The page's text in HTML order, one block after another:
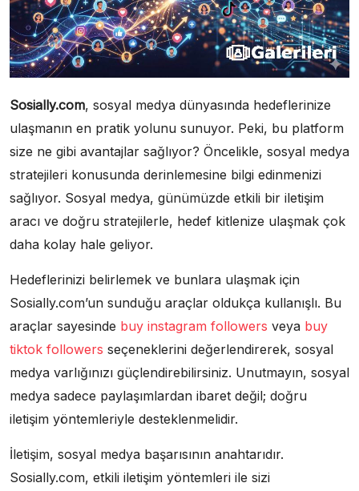
Sosially.com, sosyal medya dünyasında hedeflerinize
ulaşmanın en pratik yolunu sunuyor. Peki, bu platform
size ne gibi avantajlar sağlıyor? Öncelikle, sosyal medya
stratejileri konusunda derinlemesine bilgi edinmenizi
sağlıyor. Sosyal medya, günümüzde etkili bir iletişim
aracı ve doğru stratejilerle, hedef kitlenize ulaşmak çok
daha kolay hale geliyor.
Hedeflerinizi belirlemek ve bunlara ulaşmak için
Sosially.com’un sunduğu araçlar oldukça kullanışlı. Bu
araçlar sayesinde buy instagram followers veya buy
tiktok followers seçeneklerini değerlendirerek, sosyal
medya varlığınızı güçlendirebilirsiniz. Unutmayın, sosyal
medya sadece paylaşımlardan ibaret değil; doğru
iletişim yöntemleriyle desteklenmelidir.
İletişim, sosyal medya başarısının anahtarıdır.
Sosially.com, etkili iletişim yöntemleri ile sizi